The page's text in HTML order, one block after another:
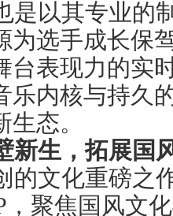
是以其专业的
为选手成长保
台表现力的实
乐内核与持久
态。
新生，拓展国
的文化重磅之
，聚焦国风文